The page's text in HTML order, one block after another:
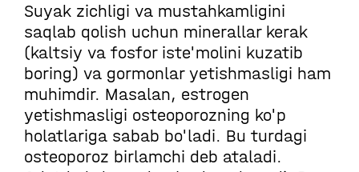
Suyak zichligi va mustahkamligini
saqlab qolish uchun minerallar kerak
(kaltsiy va fosfor iste'molini kuzatib
boring) va gormonlar yetishmasligi ham
muhimdir. Masalan, estrogen
yetishmasligi osteoporozning ko'p
holatlariga sabab bo'ladi. Bu turdagi
osteoporoz birlamchi deb ataladi.